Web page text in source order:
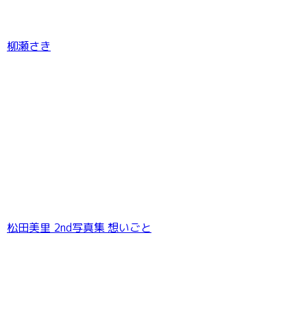
柳瀬さき
松田美里 2nd写真集 想いごと